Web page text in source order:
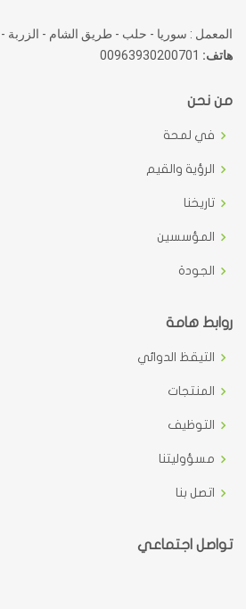
المعمل : سوريا - حلب - طريق الشام - الزربة -
هاتف:
من نحن
في لمحة
الرؤية والقيم
تاريخنا
المؤسسين
الجودة
روابط هامة
التيقظ الدوائي
المنتجات
التوظيف
مسؤوليتنا
اتصل بنا
تواصل اجتماعي